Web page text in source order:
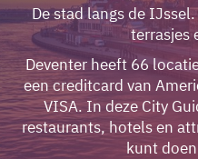
De stad langs de
terrasjes
Deventer heeft 66
een creditcard van
VISA. In deze City
restaurants, hotels en
kunt